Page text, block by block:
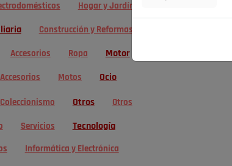
Hogar y Jardín
Construcción y Reformas
Accesorios Ropa Motor
Motos Ocio
Coleccionismo Otros Otros
Servicios Tecnología
Informática y Electrónica